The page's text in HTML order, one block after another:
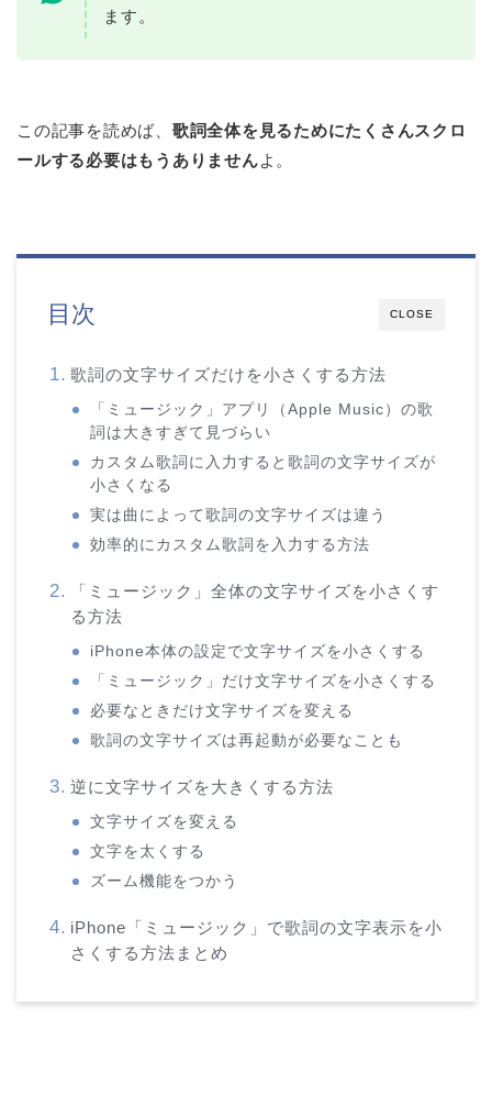
ます。
この記事を読めば、 歌詞全体を見るためにたくさんスクロ
ールする必要はもうありませんよ。
CLOSE
目次
歌詞の文字サイズだけを小さくする方法
「ミュージック」アプリ（Apple Music）の歌
詞は大きすぎて見づらい
カスタム歌詞に入力すると歌詞の文字サイズが
小さくなる
実は曲によって歌詞の文字サイズは違う
効率的にカスタム歌詞を入力する方法
「ミュージック」全体の文字サイズを小さくす
る方法
iPhone本体の設定で文字サイズを小さくする
「ミュージック」だけ文字サイズを小さくする
必要なときだけ文字サイズを変える
歌詞の文字サイズは再起動が必要なことも
逆に文字サイズを大きくする方法
文字サイズを変える
文字を太くする
ズーム機能をつかう
iPhone「ミュージック」で歌詞の文字表示を小
さくする方法まとめ